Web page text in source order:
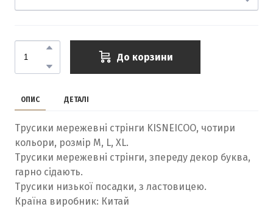
До корзини
ОПИС ДЕТАЛІ
Трусики мережевні стрінги KISNEICOO, чотири
кольори, розмір М, L, XL.
Трусики мережевні стрінги, зпереду декор буква,
гарно сідають.
Трусики низької посадки, з ластовицею.
Країна виробник: Китай